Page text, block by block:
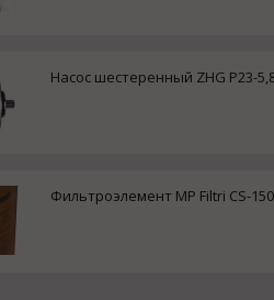
Насос шестеренный ZHG P23-
Фильтроэлемент MP Filtri CS-